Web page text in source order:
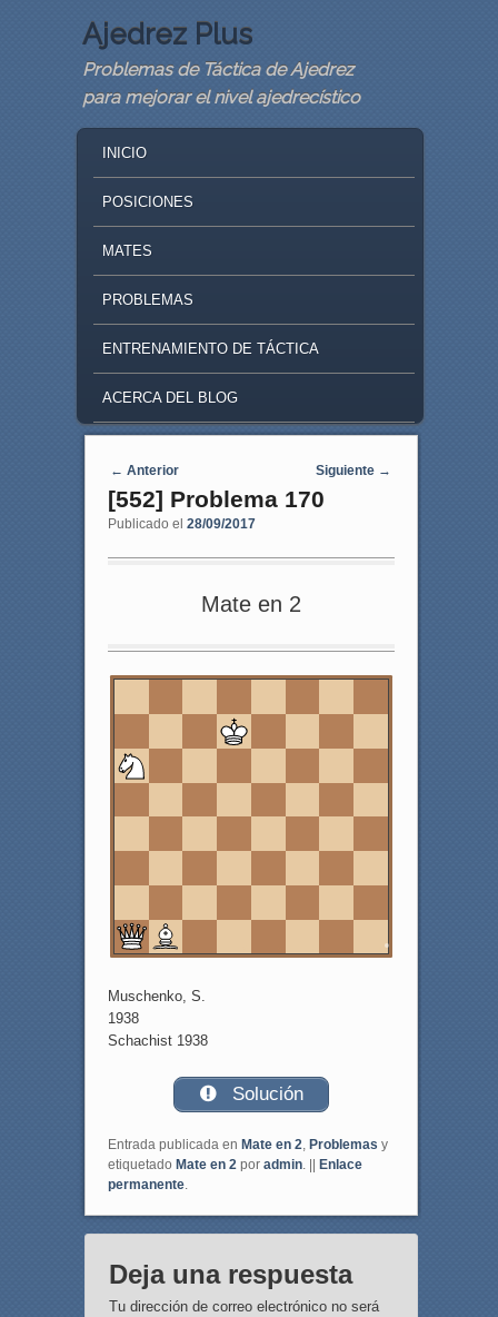
Ajedrez Plus
Problemas de Táctica de Ajedrez
para mejorar el nivel ajedrecístico
SKIP TO PRIMARY CONTENT
SKIP TO SECONDARY CONTENT
INICIO
POSICIONES
MATES
PROBLEMAS
ENTRENAMIENTO DE TÁCTICA
ACERCA DEL BLOG
Navegaci�n de entradas
← Anterior Siguiente →
[552] Problema 170
Publicado el 28/09/2017
Mate en 2
a b
Muschenko, S.
1938
Schachist 1938
Solución
Entrada publicada en Mate en 2, Problemas y
etiquetado Mate en 2por admin. ||
Enlace
permanente.
Deja una respuesta
Tu dirección de correo electrónico no será